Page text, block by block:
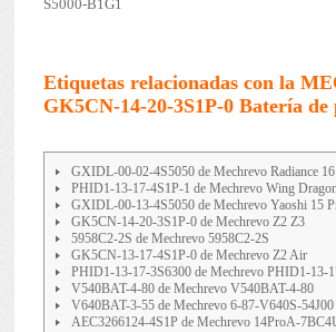
S5000-B1G1
Etiquetas relacionadas con la
GK5CN-14-20-3S1P-0 Batería
GXIDL-00-02-4S5050 de Mechrevo Radiance
PHID1-13-17-4S1P-1 de Mechrevo Wing
GXIDL-00-13-4S5050 de Mechrevo Yaoshi 15
GK5CN-14-20-3S1P-0 de Mechrevo Z2 Z3
5958C2-2S de Mechrevo 5958C2-2S
GK5CN-13-17-4S1P-0 de Mechrevo Z2 Air
PHID1-13-17-3S6300 de Mechrevo PHID1-13-
V540BAT-4-80 de Mechrevo V540BAT-4-80
V640BAT-3-55 de Mechrevo 6-87-V640S-54J00
AEC3266124-4S1P de Mechrevo 14ProA-